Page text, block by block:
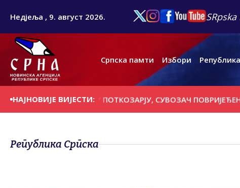
Недјеља , 9. август 2026.
Српска памти Избори
НАЈНОВИЈЕ ВИЈЕСТИ:
У УДЕСУ У ПОТКОЗАРЈУ, СУВОЗАЧ ПОВРИЈЕЂЕН
Република Српска